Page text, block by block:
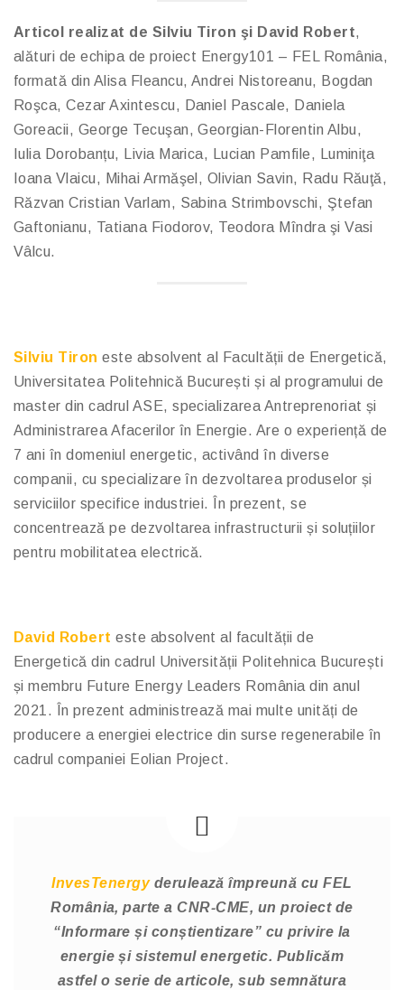
Articol realizat de Silviu Tiron şi David Robert,
alături de echipa de proiect Energy101 – FEL România,
formată din Alisa Fleancu, Andrei Nistoreanu, Bogdan
Roşca, Cezar Axintescu, Daniel Pascale, Daniela
Goreacii, George Tecuşan, Georgian-Florentin Albu,
Iulia Dorobanțu, Livia Marica, Lucian Pamfile, Luminiţa
Ioana Vlaicu, Mihai Armăşel, Olivian Savin, Radu Răuţă,
Răzvan Cristian Varlam, Sabina Strimbovschi, Ştefan
Gaftonianu, Tatiana Fiodorov, Teodora Mîndra şi Vasi
Vâlcu.
Silviu Tiron este absolvent al Facultății de Energetică,
Universitatea Politehnică București și al programului de
master din cadrul ASE, specializarea Antreprenoriat și
Administrarea Afacerilor în Energie. Are o experiență de
7 ani în domeniul energetic, activând în diverse
companii, cu specializare în dezvoltarea produselor și
serviciilor specifice industriei. În prezent, se
concentrează pe dezvoltarea infrastructurii și soluțiilor
pentru mobilitatea electrică.
David Robert este absolvent al facultății de
Energetică din cadrul Universității Politehnica București
și membru Future Energy Leaders România din anul
2021. În prezent administrează mai multe unități de
producere a energiei electrice din surse regenerabile în
cadrul companiei Eolian Project.
InvesTenergyderulează împreună cu FEL
România, parte a CNR-CME, un proiect de
“Informare și conștientizare” cu privire la
energie și sistemul energetic. Publicăm
astfel o serie de articole, sub semnătura